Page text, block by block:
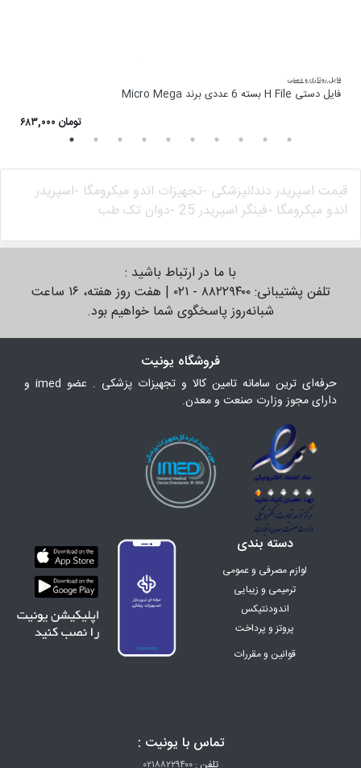
فایل روتاری و دستی
فایل دستی H File بسته 6 عددی برند Micro Mega
۶۸۳,۰۰۰ تومان
قیمت اسپریدر دندانپزشکی -تجهیزات اندو میکرومگا -اسپریدر
اندو میکرومگا -فینگر اسپریدر 25 - دوان تک طب
با ما در ارتباط باشید :
تلفن پشتیبانی: ۸۸۲۲۹۴۰۰ - ۰۲۱ | هفت روز هفته، ۱۶ ساعت
شبانه‌روز پاسخگوی شما خواهیم بود.
فروشگاه یونیت
حرفه‌ای ترین سامانه تامین کالا و تجهیزات پزشکی . عضو imed و
دارای مجوز وزارت صنعت و معدن.
دسته بندی
لوازم مصرفی و عمومی
ترمیمی و زیبایی
اندودنتیکس
پروتز و پرداخت
ارتودنسی
قوانین و مقررات
تماس با یونیت :
تلفن : ۰۲۱۸۸۲۲۹۴۰۰